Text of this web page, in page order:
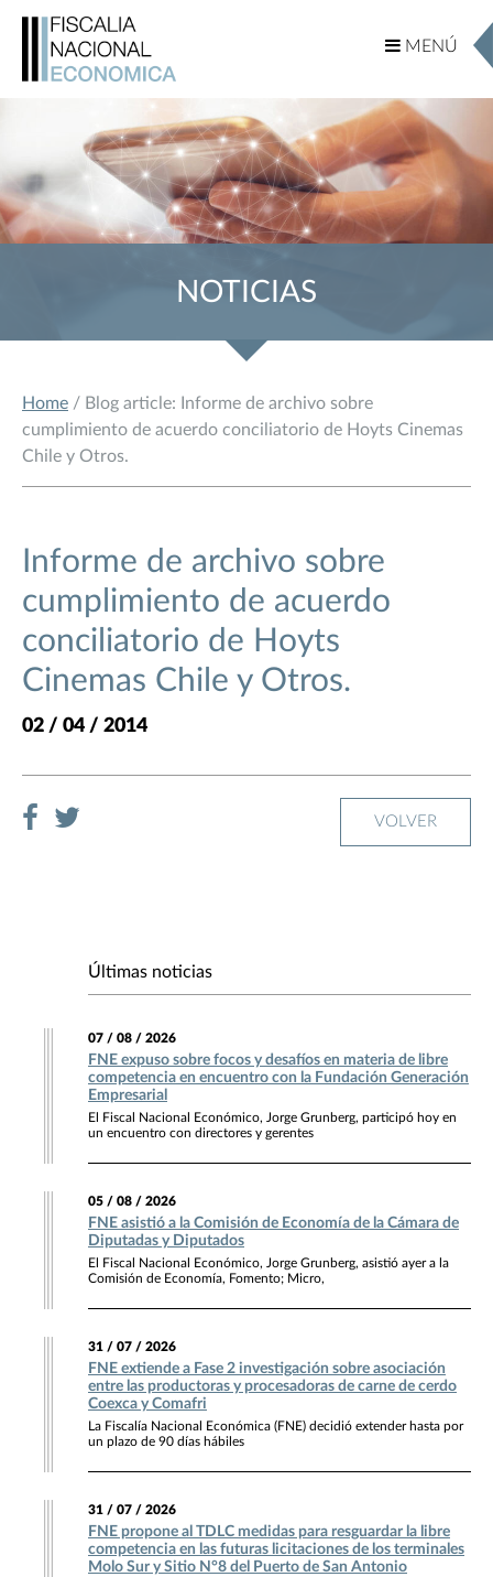
MENÚ
MENÚ
NOTICIAS
Home / Blog article: Informe de archivo sobre
cumplimiento de acuerdo conciliatorio de Hoyts Cinemas
Chile y Otros.
Informe de archivo sobre
cumplimiento de acuerdo
conciliatorio de Hoyts
Cinemas Chile y Otros.
02 / 04 / 2014
VOLVER
Últimas noticias
07 / 08 / 2026
FNE expuso sobre focos y desafíos en materia de libre
competencia en encuentro con la Fundación Generación
Empresarial
El Fiscal Nacional Económico, Jorge Grunberg, participó hoy en
un encuentro con directores y gerentes
05 / 08 / 2026
FNE asistió a la Comisión de Economía de la Cámara de
Diputadas y Diputados
El Fiscal Nacional Económico, Jorge Grunberg, asistió ayer a la
Comisión de Economía, Fomento; Micro,
31 / 07 / 2026
FNE extiende a Fase 2 investigación sobre asociación
entre las productoras y procesadoras de carne de cerdo
Coexca y Comafri
La Fiscalía Nacional Económica (FNE) decidió extender hasta por
un plazo de 90 días hábiles
31 / 07 / 2026
FNE propone al TDLC medidas para resguardar la libre
competencia en las futuras licitaciones de los terminales
Molo Sur y Sitio N°8 del Puerto de San Antonio